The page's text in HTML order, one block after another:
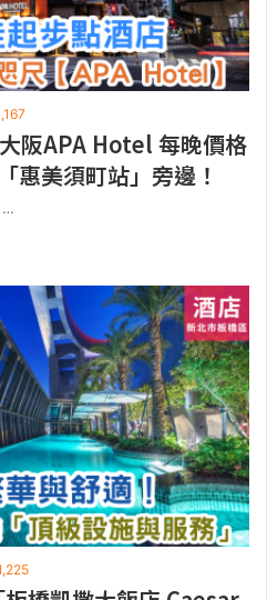
阪APA Hotel 每晚價格
惠美須町站」旁邊！
…